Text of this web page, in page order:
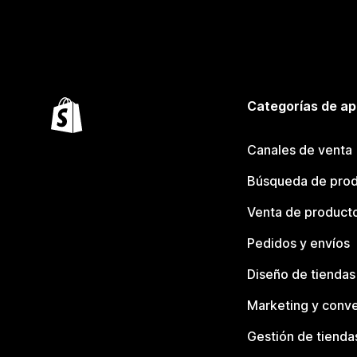
Categorías de
Canales de venta
Búsqueda de
Venta de
Pedidos y envíos
Diseño de tiendas
Marketing y
Gestión de